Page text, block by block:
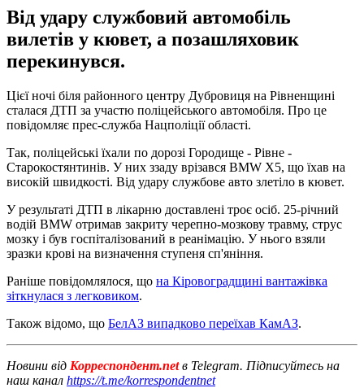
Від удару службовий автомобіль
вилетів у кювет, а позашляховик
перекинувся.
Цієї ночі біля районного центру Дубровиця на Рівненщині
сталася ДТП за участю поліцейського автомобіля. Про це
повідомляє прес-служба Нацполіції області.
Так, поліцейські їхали по дорозі Городище - Рівне -
Старокостянтинів. У них ззаду врізався BMW X5, що їхав на
високій швидкості. Від удару службове авто злетіло в кювет.
У результаті ДТП в лікарню доставлені троє осіб. 25-річний
водій BMW отримав закриту черепно-мозкову травму, струс
мозку і був госпіталізований в реанімацію. У нього взяли
зразки крові на визначення ступеня сп'яніння.
Раніше повідомлялося, що на Кіровоградщині вантажівка
зіткнулася з легковиком.
Також відомо, що БелАЗ випадково переїхав КамАЗ.
Новини від Корреспондент.netв Telegram. Підписуйтесь на
наш канал https://t.me/korrespondentnet